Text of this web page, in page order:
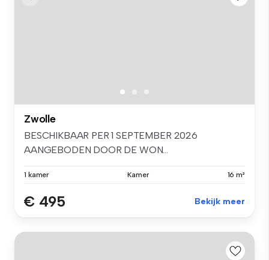
Zwolle
BESCHIKBAAR PER 1 SEPTEMBER 2026
AANGEBODEN DOOR DE WON...
1 kamer Kamer 16 m²
€ 495 Bekijk meer